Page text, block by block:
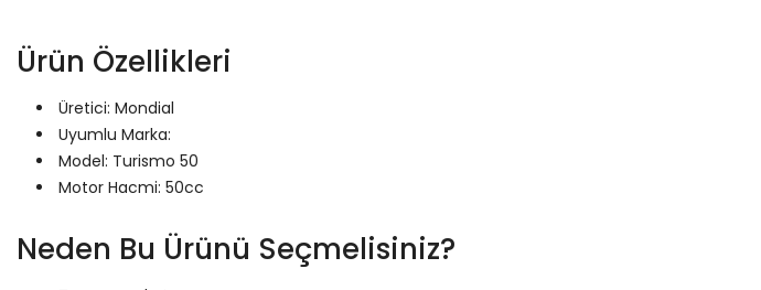
Ürün Özellikleri
Üretici: Mondial
Uyumlu Marka:
Model: Turismo 50
Motor Hacmi: 50cc
Neden Bu Ürünü Seçmelisiniz?